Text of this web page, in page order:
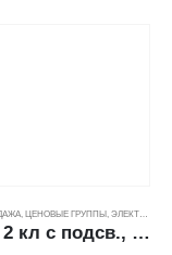
, ЦЕНОВЫЕ ГРУППЫ , ЭЛЕКТРОТОВАРЫ
Выключатель МАКЕЛ Лиллиум, 2 кл с подсв., крем (10А/250В) ---